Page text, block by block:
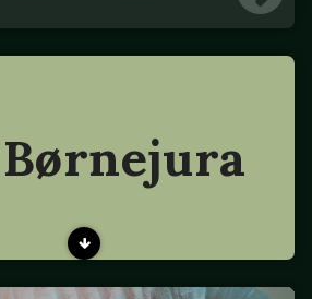
Børnejura